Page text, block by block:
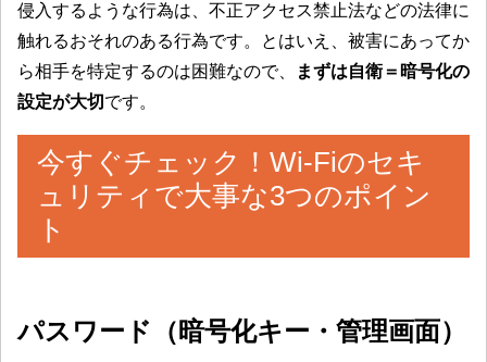
侵入するような行為は、不正アクセス禁止法などの法律に
触れるおそれのある行為です。とはいえ、被害にあってか
ら相手を特定するのは困難なので、
まずは自衛＝暗号化の
設定が大切です。
今すぐチェック！Wi-Fiのセキ
ュリティで大事な3つのポイン
ト
パスワード（暗号化キー・管理画面）